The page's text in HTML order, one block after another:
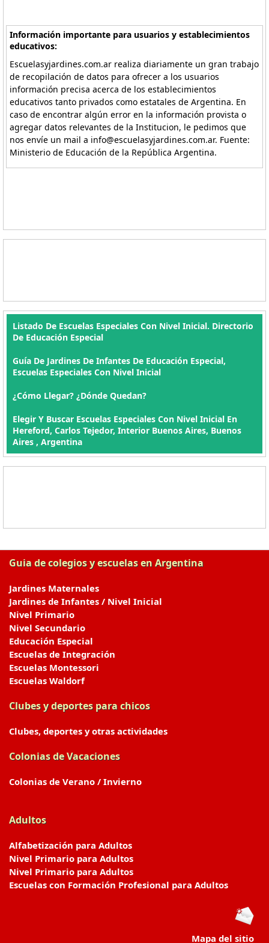
Información importante para usuarios y establecimientos
educativos:
Escuelasyjardines.com.ar realiza diariamente un gran trabajo
de recopilación de datos para ofrecer a los usuarios
información precisa acerca de los establecimientos
educativos tanto privados como estatales de Argentina. En
caso de encontrar algún error en la información provista o
agregar datos relevantes de la Institucion, le pedimos que
nos envíe un mail a info@escuelasyjardines.com.ar. Fuente:
Ministerio de Educación de la República Argentina.
Listado De Escuelas Especiales Con Nivel Inicial. Directorio
De Educación Especial
Guía De Jardines De Infantes De Educación Especial,
Escuelas Especiales Con Nivel Inicial
¿Cómo Llegar? ¿Dónde Quedan?
Elegir Y Buscar Escuelas Especiales Con Nivel Inicial En
Hereford, Carlos Tejedor, Interior Buenos Aires, Buenos
Aires , Argentina
Guia de colegios y escuelas en Argentina
Jardines Maternales
Jardines de Infantes / Nivel Inicial
Nivel Primario
Nivel Secundario
Educación Especial
Escuelas de Integración
Escuelas Montessori
Escuelas Waldorf
Clubes y deportes para chicos
Clubes, deportes y otras actividades
Colonias de Vacaciones
Colonias de Verano / Invierno
Adultos
Alfabetización para Adultos
Nivel Primario para Adultos
Nivel Primario para Adultos
Escuelas con Formación Profesional para Adultos
Mapa del sitio